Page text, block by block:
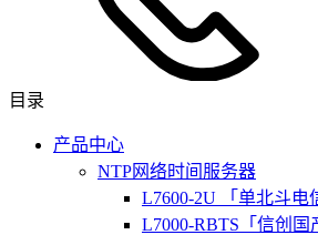
目录
产品中心
NTP网络时间服务器
L7600-2U 「单北斗电
L7000-RBTS「信创国